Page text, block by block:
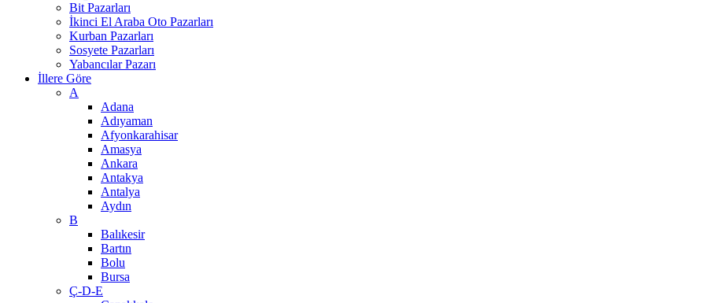
Bit Pazarları
İkinci El Araba Oto Pazarları
Kurban Pazarları
Sosyete Pazarları
Yabancılar Pazarı
İllere Göre
A
Adana
Adıyaman
Afyonkarahisar
Amasya
Ankara
Antakya
Antalya
Aydın
B
Balıkesir
Bartın
Bolu
Bursa
Ç-D-E